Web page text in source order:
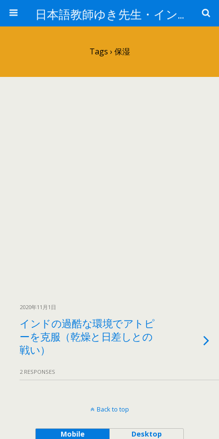
日本語教師ゆき先生・インド人の取扱説明書
Tags › 保湿
2020年11月1日
インドの過酷な環境でアトピ
ーを克服（乾燥と日差しとの
戦い）
2 RESPONSES
Back to top
Mobile Desktop